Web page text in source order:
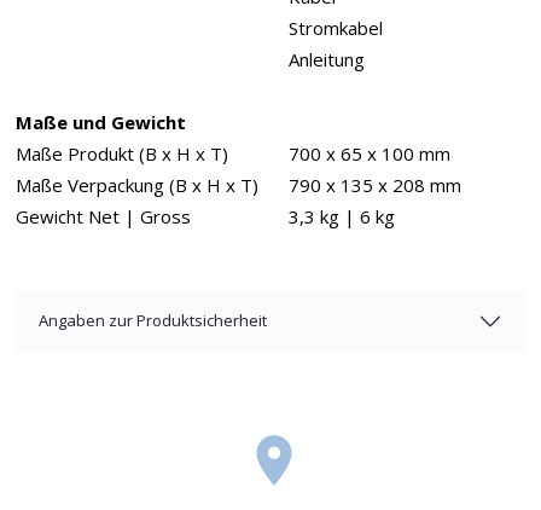
Stromkabel
Anleitung
Maße und Gewicht
Maße Produkt (B x H x T)
700 x 65 x 100 mm
Maße Verpackung (B x H x T)
790 x 135 x 208 mm
Gewicht Net | Gross
3,3 kg | 6 kg
Angaben zur Produktsicherheit